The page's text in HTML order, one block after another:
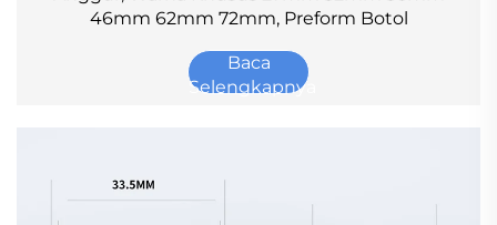
46mm 62mm 72mm, Preform Botol
Baca
Selengkapnya